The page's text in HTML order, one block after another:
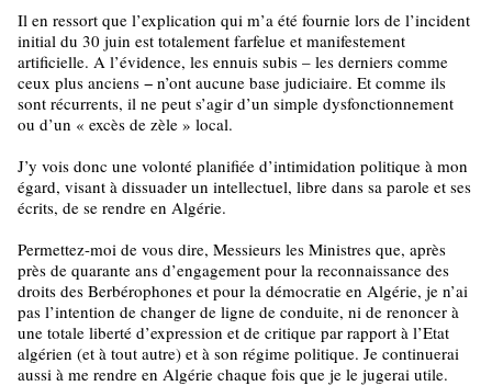
Il en ressort que l’explication qui m’a été fournie lors de l’incident
initial du 30 juin est totalement farfelue et manifestement
artificielle. A l’évidence, les ennuis subis – les derniers comme
ceux plus anciens − n’ont aucune base judiciaire. Et comme ils
sont récurrents, il ne peut s’agir d’un simple dysfonctionnement
ou d’un « excès de zèle » local.
J’y vois donc une volonté planifiée d’intimidation politique à mon
égard, visant à dissuader un intellectuel, libre dans sa parole et ses
écrits, de se rendre en Algérie.
Permettez-moi de vous dire, Messieurs les Ministres que, après
près de quarante ans d’engagement pour la reconnaissance des
droits des Berbérophones et pour la démocratie en Algérie, je n’ai
pas l’intention de changer de ligne de conduite, ni de renoncer à
une totale liberté d’expression et de critique par rapport à l’Etat
algérien (et à tout autre) et à son régime politique. Je continuerai
aussi à me rendre en Algérie chaque fois que je le jugerai utile.